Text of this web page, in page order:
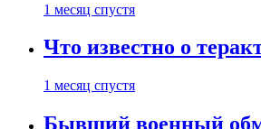
1 месяц спустя
Что известно о
1 месяц спустя
Бывший военный